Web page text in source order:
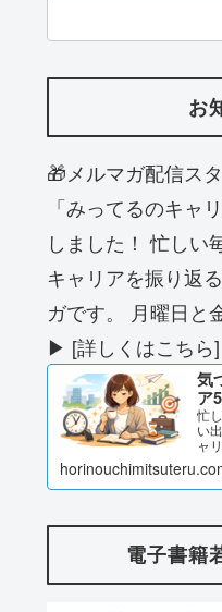
お
🎁メルマガ配信ス
「みってるのキャ
しました！ 忙しい
キャリアを振り返
ガです。 月曜日と
▶ [詳しくはこちら]
気
ア
忙
い
ャ
し
ャ
ば
電子書籍